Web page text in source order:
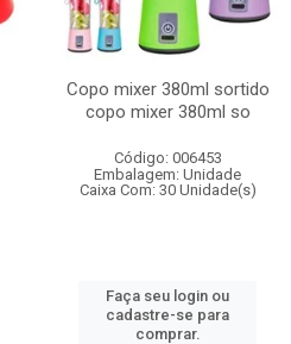
Copo mixer 380ml sortido
copo mixer 380ml so
Código: 006453
Embalagem: Unidade
Caixa Com: 30 Unidade(s)
Faça seu login ou
cadastre-se para
comprar.